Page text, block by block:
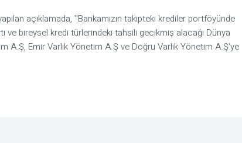
açıklamada, ''Bankamızın takipteki krediler portföyünde
ve bireysel kredi türlerindeki tahsili gecikmiş alacağı Dünya
A.Ş, Emir Varlık Yönetim A.Ş ve Doğru Varlık Yönetim A.Ş'ye